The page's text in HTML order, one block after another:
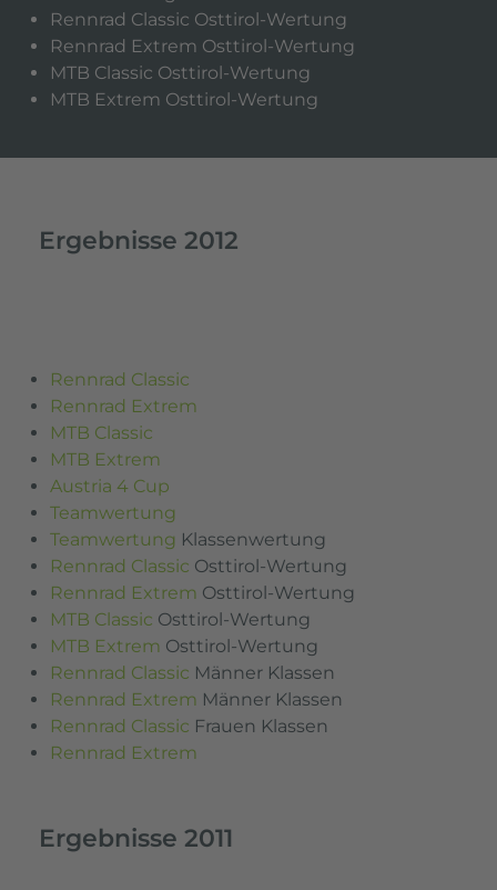
Rennrad Classic Osttirol-Wertung
Rennrad Extrem Osttirol-Wertung
MTB Classic Osttirol-Wertung
MTB Extrem Osttirol-Wertung
Ergebnisse 2012
Rennrad Classic
Rennrad Extrem
MTB Classic
MTB Extrem
Austria 4 Cup
Teamwertung
Teamwertung Klassenwertung
Rennrad Classic Osttirol-Wertung
Rennrad Extrem Osttirol-Wertung
MTB Classic Osttirol-Wertung
MTB Extrem Osttirol-Wertung
Rennrad Classic Männer Klassen
Rennrad Extrem Männer Klassen
Rennrad Classic Frauen Klassen
Rennrad Extrem
Ergebnisse 2011